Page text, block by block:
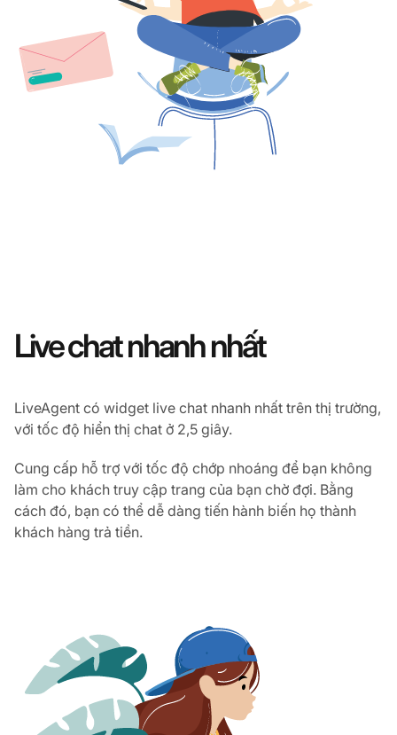
Live chat nhanh nhất
LiveAgent có widget live chat nhanh nhất trên thị trường,
với tốc độ hiển thị chat ở 2,5 giây.
Cung cấp hỗ trợ với tốc độ chớp nhoáng để bạn không
làm cho khách truy cập trang của bạn chờ đợi. Bằng
cách đó, bạn có thể dễ dàng tiến hành biến họ thành
khách hàng trả tiền.